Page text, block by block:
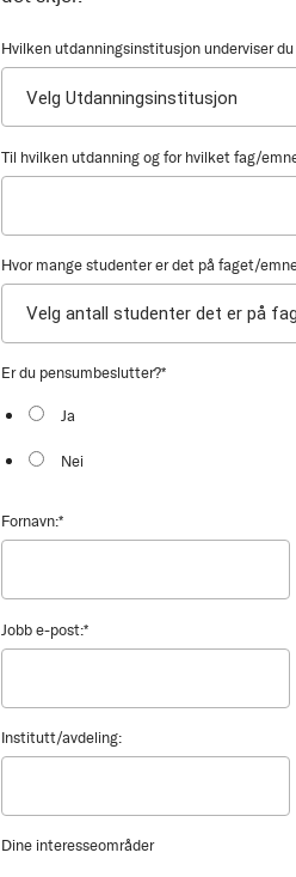
Hvilken utdanningsinstitusjon underviser du
Til hvilken utdanning og for hvilket fag/
Hvor mange studenter er det på faget/
Er du pensumbeslutter?*
Ja
Nei
Fornavn:*
Jobb e-post:*
Institutt/avdeling:
Dine interesseområder